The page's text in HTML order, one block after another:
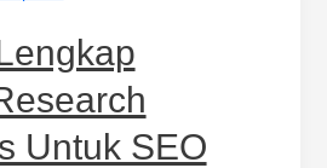
Untuk SEO